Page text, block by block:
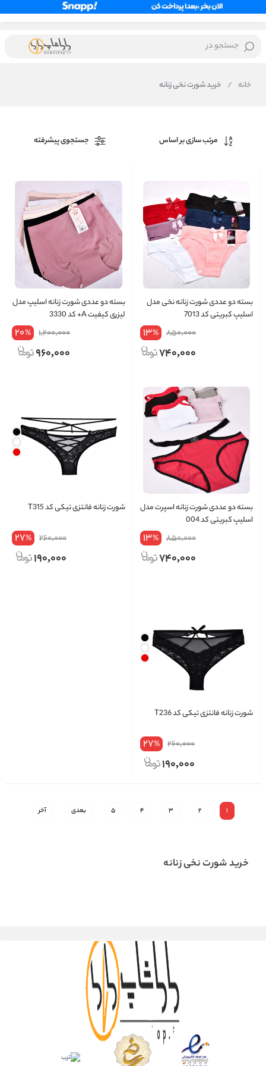
جستجو در
خانه / خرید شورت نخی زنانه
مرتب سازی بر اساس جستجوی پیشرفته
بسته دو عددی شورت زنانه نخی مدل
اسلیپ کبریتی کد 7013
850,000
13%
740,000
بسته دو عددی شورت زنانه اسلیپ مدل
لیزری کیفیت A+ کد 3330
1,200,000
20%
960,000
بسته دو عددی شورت زنانه اسپرت مدل
اسلیپ کبریتی کد 004
850,000
13%
740,000
شورت زنانه فانتزی تیکی کد T315
260,000
27%
190,000
شورت زنانه فانتزی تیکی کد T236
260,000
27%
190,000
1
2
3
4
5 بعدی آخر
خرید شورت نخی زنانه